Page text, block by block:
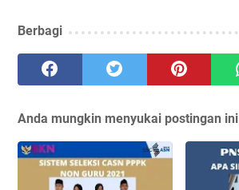
Berbagi
Anda mungkin menyukai postingan ini